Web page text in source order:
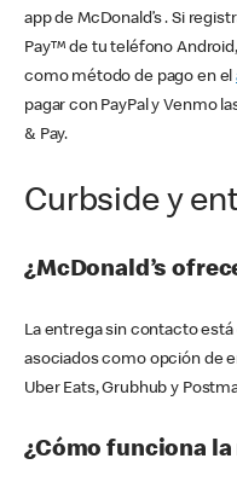
app de McDonald’s . Si
Pay™ de tu teléfono
como método de pago en el
pagar con PayPal y Venmo
& Pay.
Curbside y
¿McDonald’s
La entrega sin contacto
asociados como opción de
Uber Eats, Grubhub y
¿Cómo funciona